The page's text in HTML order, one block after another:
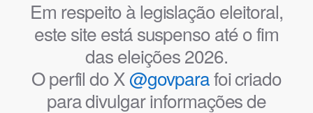
Em respeito à legislação eleitoral,
este site está suspenso até o fim
das eleições 2026.
O perfil do X@govparafoi criado
para divulgar informações de